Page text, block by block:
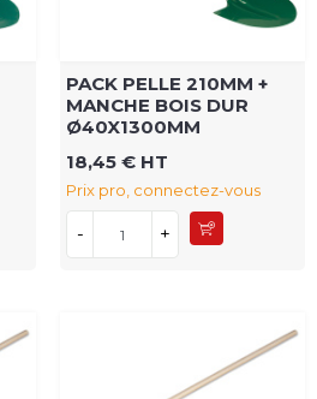
PACK PELLE 210MM +
MANCHE BOIS DUR
Ø40X1300MM
18,45 € HT
Prix pro, connectez-vous
- +